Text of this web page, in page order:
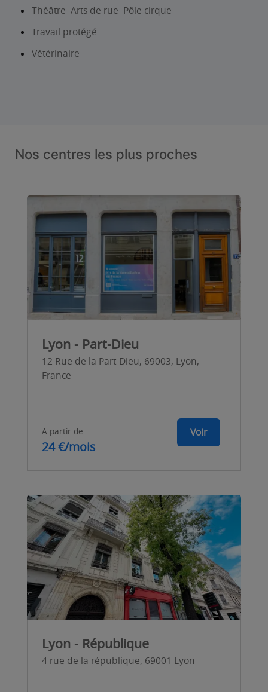
Théâtre–Arts de rue–Pôle cirque
Travail protégé
Vétérinaire
Nos centres les plus proches
Lyon - Part-Dieu
12 Rue de la Part-Dieu, 69003, Lyon,
France
A partir de
24 €/mois
Voir
Lyon - République
4 rue de la république, 69001 Lyon